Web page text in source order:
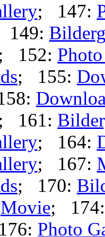
; 147:
152:
; 155:
161:
; 164:
; 167:
; 170:
Movie;
Photo